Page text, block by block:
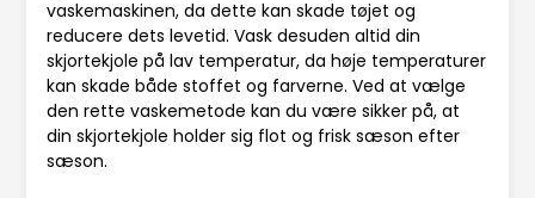
vaskemaskinen, da dette kan skade tøjet og
reducere dets levetid. Vask desuden altid din
skjortekjole på lav temperatur, da høje temperaturer
kan skade både stoffet og farverne. Ved at vælge
den rette vaskemetode kan du være sikker på, at
din skjortekjole holder sig flot og frisk sæson efter
sæson.